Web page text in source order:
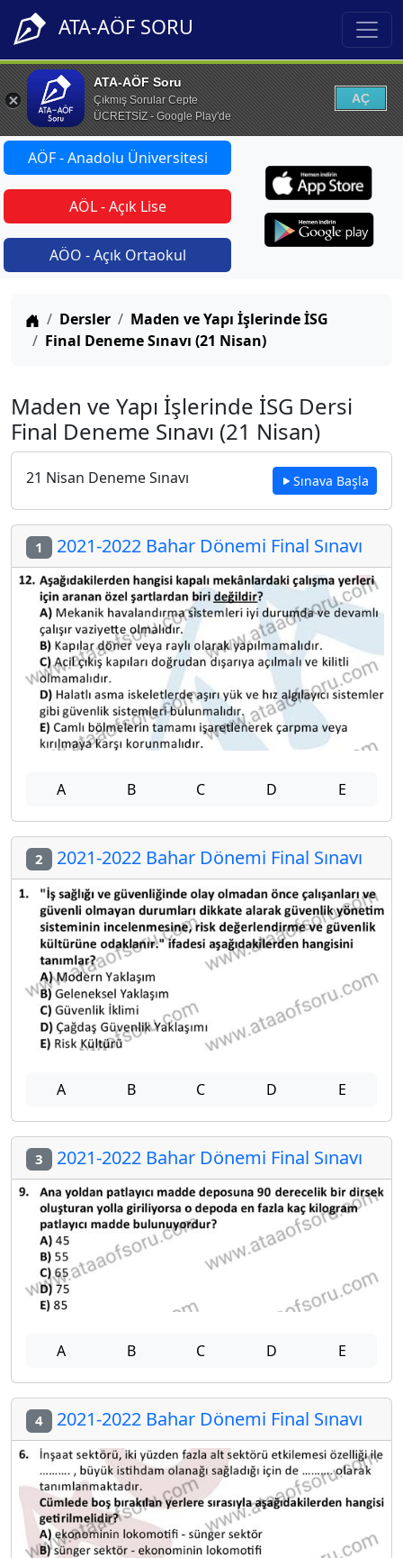
ATA-AÖF SORU
ATA-AÖF Soru
Çıkmış Sorular Cepte
ÜCRETSİZ - Google Play'de
AÇ
AÖF - Anadolu Üniversitesi
AÖL - Açık Lise
AÖO - Açık Ortaokul
Anasayfa
Dersler
Maden ve Yapı İşlerinde İSG
Final Deneme Sınavı (21 Nisan)
Maden ve Yapı İşlerinde İSG Dersi
Final Deneme Sınavı (21 Nisan)
21 Nisan Deneme Sınavı Sınava Başla
1 2021-2022 Bahar Dönemi Final Sınavı
A B C D E
2 2021-2022 Bahar Dönemi Final Sınavı
A B C D E
3 2021-2022 Bahar Dönemi Final Sınavı
A B C D E
4 2021-2022 Bahar Dönemi Final Sınavı